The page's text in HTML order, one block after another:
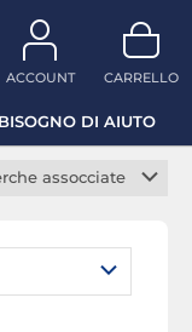
ACCOUNT CARRELLO
BISOGNO DI AIUTO
assocciate